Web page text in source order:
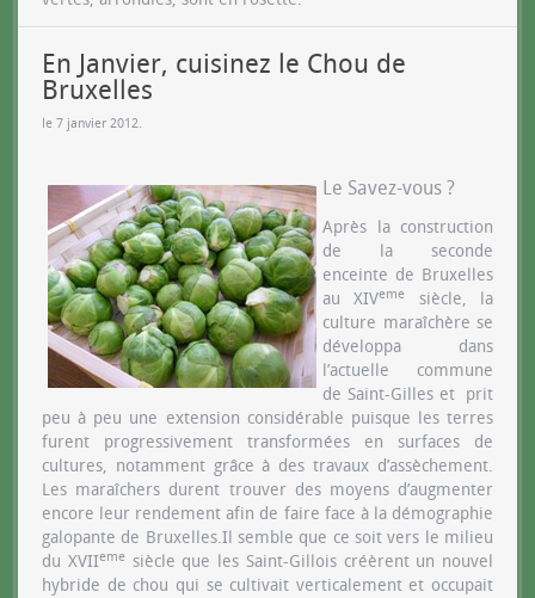
En Janvier, cuisinez le Chou de
Bruxelles
le 7 janvier 2012.
Le Savez-vous ?
Après la construction
de la seconde
enceinte de Bruxelles
au XIVeme
siècle, la
culture maraîchère se
développa dans
l’actuelle commune
de Saint-Gilles et prit
peu à peu une extension considérable puisque les terres
furent progressivement transformées en surfaces de
cultures, notamment grâce à des travaux d’assèchement.
Les maraîchers durent trouver des moyens d’augmenter
encore leur rendement afin de faire face à la démographie
galopante de Bruxelles.Il semble que ce soit vers le milieu
du XVIIemesiècle que les Saint-Gillois créèrent un nouvel
hybride de chou qui se cultivait verticalement et occupait